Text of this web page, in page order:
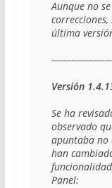
Aunque no
última
Versión
Se ha
observado
apuntaba no
han
Panel: